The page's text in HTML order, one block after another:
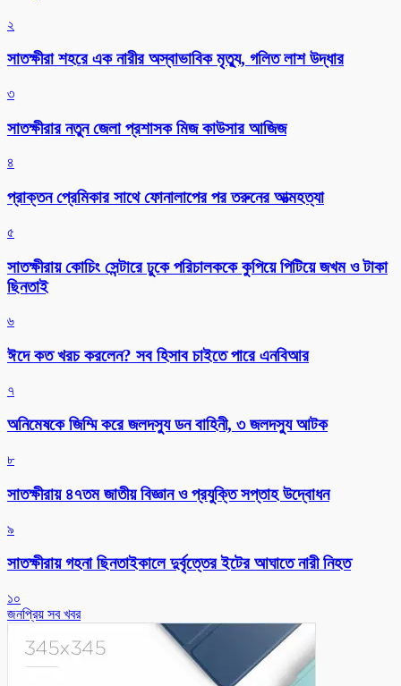
২
সাতক্ষীরা শহরে এক নারীর অস্বাভাবিক মৃত্যু, গলিত লাশ উদ্ধার
৩
সাতক্ষীরার নতুন জেলা প্রশাসক মিজ কাউসার আজিজ
৪
প্রাক্তন প্রেমিকার সাথে ফোনালাপের পর তরুনের আত্মহত্যা
৫
সাতক্ষীরায় কোচিং সেন্টারে ঢুকে পরিচালককে কুপিয়ে পিটিয়ে জখম ও টাকা
ছিনতাই
৬
ঈদে কত খরচ করলেন? সব হিসাব চাইতে পারে এনবিআর
৭
অনিমেষকে জিম্মি করে জলদস্যু ডন বাহিনী, ৩ জলদস্যু আটক
৮
সাতক্ষীরায় ৪৭তম জাতীয় বিজ্ঞান ও প্রযুক্তি সপ্তাহ উদ্বোধন
৯
সাতক্ষীরায় গহনা ছিনতাইকালে দুর্বৃত্তের ইটের আঘাতে নারী নিহত
১০
জনপ্রিয় সব খবর